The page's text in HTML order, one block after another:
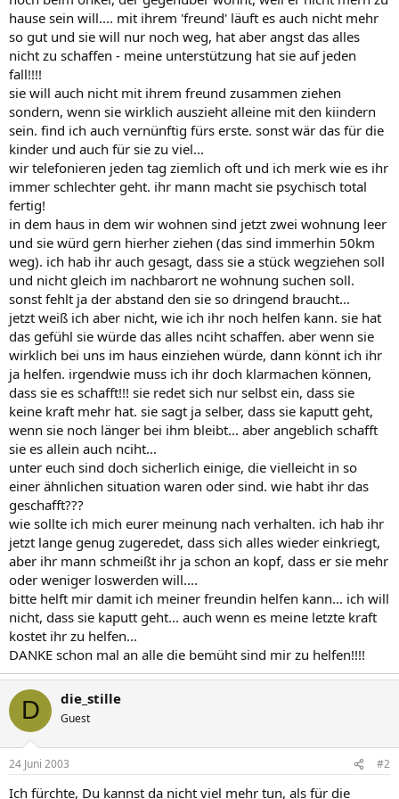
hause sein will.... mit ihrem 'freund' läuft es auch nicht mehr
so gut und sie will nur noch weg, hat aber angst das alles
nicht zu schaffen - meine unterstützung hat sie auf jeden
fall!!!!
sie will auch nicht mit ihrem freund zusammen ziehen
sondern, wenn sie wirklich auszieht alleine mit den kiindern
sein. find ich auch vernünftig fürs erste. sonst wär das für die
kinder und auch für sie zu viel...
wir telefonieren jeden tag ziemlich oft und ich merk wie es ihr
immer schlechter geht. ihr mann macht sie psychisch total
fertig!
in dem haus in dem wir wohnen sind jetzt zwei wohnung leer
und sie würd gern hierher ziehen (das sind immerhin 50km
weg). ich hab ihr auch gesagt, dass sie a stück wegziehen soll
und nicht gleich im nachbarort ne wohnung suchen soll.
sonst fehlt ja der abstand den sie so dringend braucht...
jetzt weiß ich aber nicht, wie ich ihr noch helfen kann. sie hat
das gefühl sie würde das alles nciht schaffen. aber wenn sie
wirklich bei uns im haus einziehen würde, dann könnt ich ihr
ja helfen. irgendwie muss ich ihr doch klarmachen können,
dass sie es schafft!!! sie redet sich nur selbst ein, dass sie
keine kraft mehr hat. sie sagt ja selber, dass sie kaputt geht,
wenn sie noch länger bei ihm bleibt... aber angeblich schafft
sie es allein auch nciht...
unter euch sind doch sicherlich einige, die vielleicht in so
einer ähnlichen situation waren oder sind. wie habt ihr das
geschafft???
wie sollte ich mich eurer meinung nach verhalten. ich hab ihr
jetzt lange genug zugeredet, dass sich alles wieder einkriegt,
aber ihr mann schmeißt ihr ja schon an kopf, dass er sie mehr
oder weniger loswerden will....
bitte helft mir damit ich meiner freundin helfen kann... ich will
nicht, dass sie kaputt geht... auch wenn es meine letzte kraft
kostet ihr zu helfen...
DANKE schon mal an alle die bemüht sind mir zu helfen!!!!
D die_stille
Guest
24 Juni 2003 #2
Ich fürchte, Du kannst da nicht viel mehr tun, als für die